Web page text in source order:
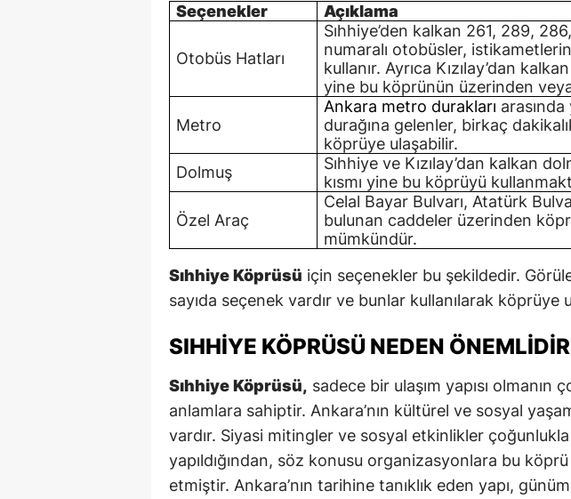
Seçenekler
Açıklama
Otobüs Hatları
Sıhhiye’den kalkan 261, 289,
numaralı otobüsler,
kullanır. Ayrıca Kızılay’dan
yine bu köprünün üzerinden
Metro
Ankara metro durakları
durağına gelenler, birkaç
köprüye ulaşabilir.
Dolmuş
Sıhhiye ve Kızılay’dan kalkan
kısmı yine bu köprüyü
Özel Araç
Celal Bayar Bulvarı, Atatürk
bulunan caddeler üzerinden
mümkündür.
Sıhhiye Köprüsü için seçenekler bu şekildedir.
sayıda seçenek vardır ve bunlar kullanılarak köprüye
SIHHIYE KÖPRÜSÜ NEDEN
Sıhhiye Köprüsü, sadece bir ulaşım yapısı olmanın
anlamlara sahiptir. Ankara’nın kültürel ve sosyal
vardır. Siyasi mitingler ve sosyal etkinlikler
yapıldığından, söz konusu organizasyonlara bu
etmiştir. Ankara’nın tarihine tanıklık eden yapı,